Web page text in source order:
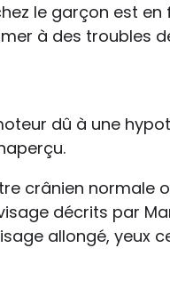
le garçon est
à des troubles
dû à une
crânien normale
décrits par
allongé, yeux